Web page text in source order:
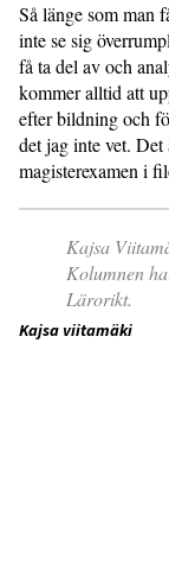
Så länge som man
inte se sig
få ta del av och
kommer alltid att
efter bildning och
det jag inte vet.
magisterexamen i
Kajsa
Kolumnen
Lärorikt.
Kajsa viitamäki